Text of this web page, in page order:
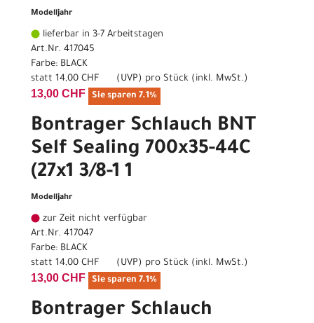
Modelljahr
lieferbar in 3-7 Arbeitstagen
Art.Nr. 417045
Farbe: BLACK
statt 14,00 CHF ( UVP) pro Stück (inkl. MwSt.)
13,00 CHF Sie sparen 7.1%
Bontrager Schlauch BNT
Self Sealing 700x35-44C
(27x1 3/8-1 1
Modelljahr
zur Zeit nicht verfügbar
Art.Nr. 417047
Farbe: BLACK
statt 14,00 CHF ( UVP) pro Stück (inkl. MwSt.)
13,00 CHF Sie sparen 7.1%
Bontrager Schlauch